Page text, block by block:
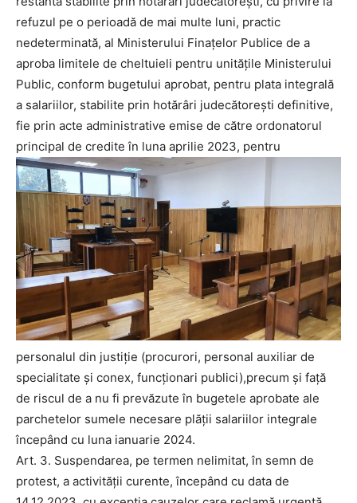
refuzul pe o perioadă de mai multe luni, practic
nedeterminată, al Ministerului Finaţelor Publice de a
aproba limitele de cheltuieli pentru unităţile Ministerului
Public, conform bugetului aprobat, pentru plata integrală
a salariilor, stabilite prin hotărâri judecătoreşti definitive,
fie prin acte administrative emise de către ordonatorul
principal de credite în luna aprilie 2023, pentru
personalul din justiţie (procurori, personal auxiliar de
specialitate şi conex, funcţionari publici),precum şi faţă
de riscul de a nu fi prevăzute în bugetele aprobate ale
parchetelor sumele necesare plăţii salariilor integrale
începând cu luna ianuarie 2024.
Art. 3. Suspendarea, pe termen nelimitat, în semn de
protest, a activităţii curente, începând cu data de